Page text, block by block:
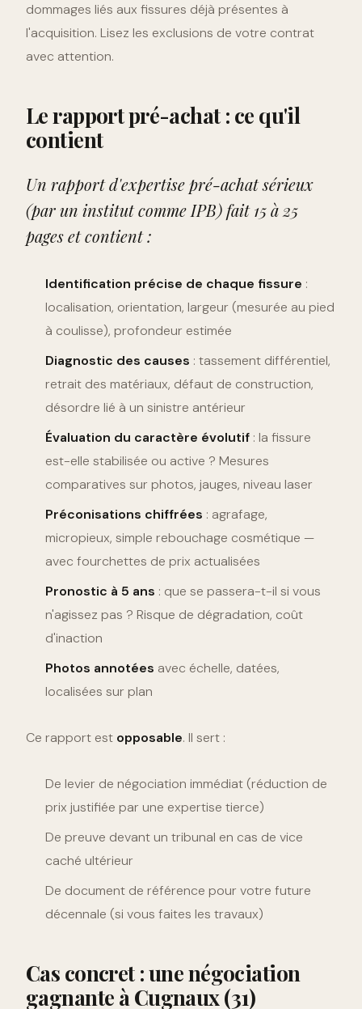
dommages liés aux fissures déjà présentes à
l'acquisition. Lisez les exclusions de votre contrat
avec attention.
Le rapport pré-achat : ce qu'il
contient
Un rapport d'expertise pré-achat sérieux
(par un institut comme IPB) fait 15 à 25
pages et contient :
Identification précise de chaque fissure :
localisation, orientation, largeur (mesurée au pied
à coulisse), profondeur estimée
Diagnostic des causes : tassement différentiel,
retrait des matériaux, défaut de construction,
désordre lié à un sinistre antérieur
Évaluation du caractère évolutif : la fissure
est-elle stabilisée ou active ? Mesures
comparatives sur photos, jauges, niveau laser
Préconisations chiffrées : agrafage,
micropieux, simple rebouchage cosmétique —
avec fourchettes de prix actualisées
Pronostic à 5 ans : que se passera-t-il si vous
n'agissez pas ? Risque de dégradation, coût
d'inaction
Photos annotées avec échelle, datées,
localisées sur plan
Ce rapport est opposable. Il sert :
De levier de négociation immédiat (réduction de
prix justifiée par une expertise tierce)
De preuve devant un tribunal en cas de vice
caché ultérieur
De document de référence pour votre future
décennale (si vous faites les travaux)
Cas concret : une négociation
gagnante à Cugnaux (31)